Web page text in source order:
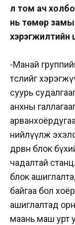
л том ач
нь төмөр
хэрэгжилтийн
-Манай
төслийг
суурь
анхны
нийлүүлж
дөрвөн блок
чадалтай
блок
байгаа бол
ашиглалтад
маань маш урт